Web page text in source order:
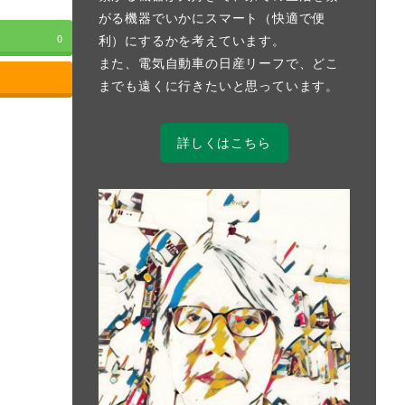
0
がる機器でいかにスマート（快適で便
利）にするかを考えています。
また、電気自動車の日産リーフで、どこ
までも遠くに行きたいと思っています。
詳しくはこちら